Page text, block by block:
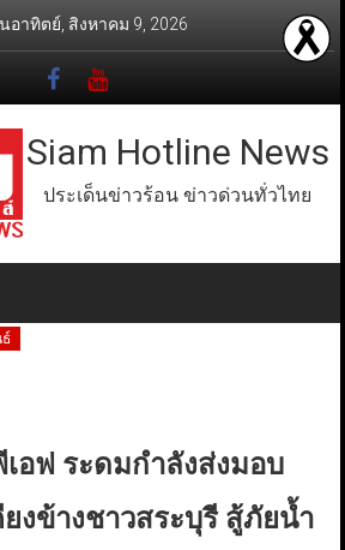
อาทิตย์, สิงหาคม 9, 2026
Siam Hotline News
ประเด็นข่าวร้อน ข่าวด่วนทั่วไทย
ธ์
อฟ ระดมกำลังส่งมอบ
งข้างชาวสระบุรี สู้ภัยน้ำ